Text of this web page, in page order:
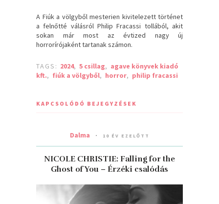
A Fiúk a völgyből mesterien kivitelezett történet
a felnőtté válásról Philip Fracassi tollából, akit
sokan már most az évtized nagy új
horrorírójaként tartanak számon.
TAGS: 2024, 5 csillag, agave könyvek kiadó
kft., fiúk a völgyből, horror, philip fracassi
KAPCSOLÓDÓ BEJEGYZÉSEK
Dalma 10 ÉV EZELŐTT
NICOLE CHRISTIE: Falling for the
Ghost of You – Érzéki csalódás